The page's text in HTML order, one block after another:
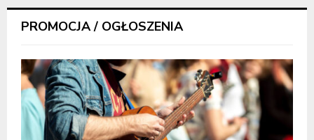
PROMOCJA / OGŁOSZENIA